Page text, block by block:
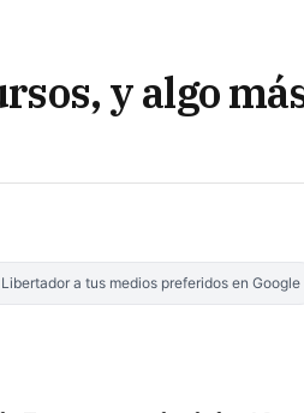
y algo
a tus medios preferidos en Google